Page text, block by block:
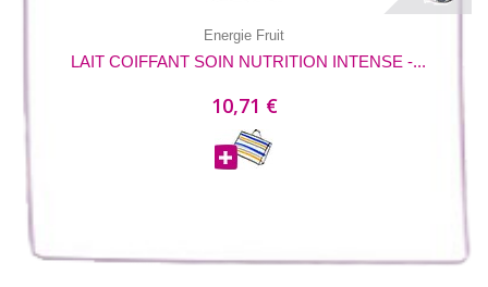
Energie Fruit
LAIT COIFFANT SOIN NUTRITION INTENSE -...
10,71 €